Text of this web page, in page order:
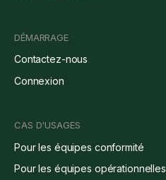
DÉMARRAGE
Contactez-nous
Connexion
CAS D'USAGES
Pour les équipes conformité
Pour les équipes opérationnelles